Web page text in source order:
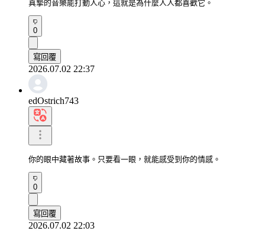
真摯的音樂能打動人心，這就是為什麼人人都喜歡它。
0
寫回覆
2026.07.02 22:37
edOstrich743
你的眼中藏著故事。只要看一眼，就能感受到你的情感。
0
寫回覆
2026.07.02 22:03